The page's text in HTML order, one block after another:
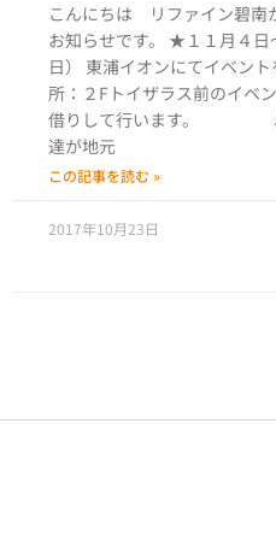
こんにちは リファイン碧南
お知らせです。 ★１１月４
日） 東浦イオンにてイベン
所：２Fトイザラス前のイベ
借りして行います
達が地元
この記事を読む »
2017年10月23日